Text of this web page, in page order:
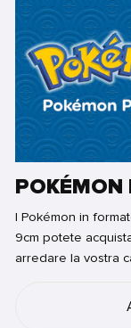
POKÉMON
I Pokémon in
9cm potete
arredare la vostra